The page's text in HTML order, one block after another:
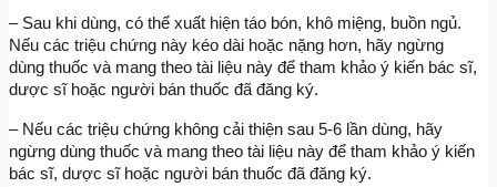
– Sau khi dùng, có thể xuất hiện táo bón, khô miệng, buồn ngủ.
Nếu các triệu chứng này kéo dài hoặc nặng hơn, hãy ngừng
dùng thuốc và mang theo tài liệu này để tham khảo ý kiến bác sĩ,
dược sĩ hoặc người bán thuốc đã đăng ký.
– Nếu các triệu chứng không cải thiện sau 5-6 lần dùng, hãy
ngừng dùng thuốc và mang theo tài liệu này để tham khảo ý kiến
bác sĩ, dược sĩ hoặc người bán thuốc đã đăng ký.